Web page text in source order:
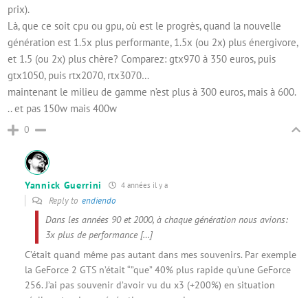
prix).
Là, que ce soit cpu ou gpu, où est le progrès, quand la nouvelle
génération est 1.5x plus performante, 1.5x (ou 2x) plus énergivore,
et 1.5 (ou 2x) plus chère? Comparez: gtx970 à 350 euros, puis
gtx1050, puis rtx2070, rtx3070…
maintenant le milieu de gamme n’est plus à 300 euros, mais à 600.
.. et pas 150w mais 400w
0
Yannick Guerrini 4 années il y a
Reply to endiendo
Dans les années 90 et 2000, à chaque génération nous avions:
3x plus de performance […]
C’était quand même pas autant dans mes souvenirs. Par exemple
la GeForce 2 GTS n’était “”que” 40% plus rapide qu’une GeForce
256. J’ai pas souvenir d’avoir vu du x3 (+200%) en situation